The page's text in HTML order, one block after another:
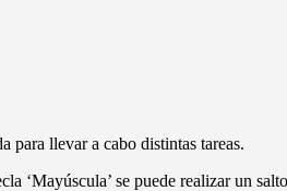
para llevar a cabo distintas tareas.
‘Mayúscula’ se puede realizar un